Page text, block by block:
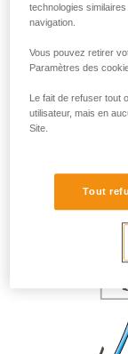
Cette position
La main ne doit
Avaler le
corde côté
corde côté
technologies
navigation.
Vous pouvez retirer
Paramètres des
Le fait de refuser tout
utilisateur, mais en
Site.
Tout